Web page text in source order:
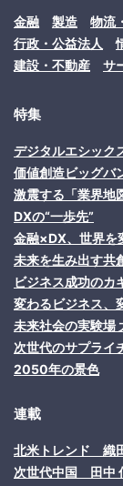
金融 製造 物流
行政・公益法人
建設・不動産
サ
特集
デジタルエシック
価値創造ビッグバ
激震する「業界地
DXの“一歩先”
金融×DX、世界を
未来を生み出す共
ビジネス成功のカ
変わるビジネス、
未来社会の実験場
次世代のサプライ
2050年の景色
連載
北米トレンド 織
次世代中国 田中